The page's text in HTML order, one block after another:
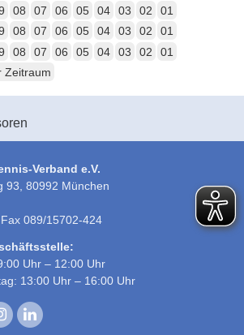
08 07 06 05 04 03 02 01
08 07 06 05 04 03 02 01
08 07 06 05 04 03 02
01
Zeitraum
Verband e.V.
93, 80992 München
Fax 089/15702-424
Uhr – 12:00 Uhr
13:00 Uhr – 16:00 Uhr